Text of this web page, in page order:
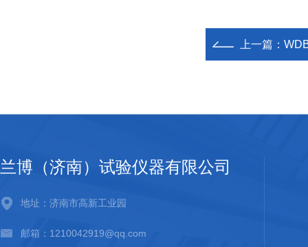
上一篇：
兰博（济南）试验仪器有限公司
地址：济南市高新工业园
邮箱：1210042919@qq.com